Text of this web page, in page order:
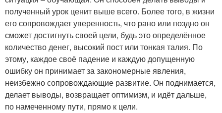
полученный урок ценит выше всего. Более того, в жизни
его сопровождает уверенность, что рано или поздно он
сможет достигнуть своей цели, будь это определённое
количество денег, высокий пост или тонкая талия. По
этому, каждое своё падение и каждую допущенную
ошибку он принимает за закономерные явления,
неизбежно сопровождающие развитие. Он поднимается,
делает выводы, возвращает оптимизм, и идёт дальше,
по намеченному пути, прямо к цели.